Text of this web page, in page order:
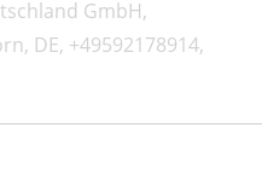
GmbH,
DE, +49592178914,